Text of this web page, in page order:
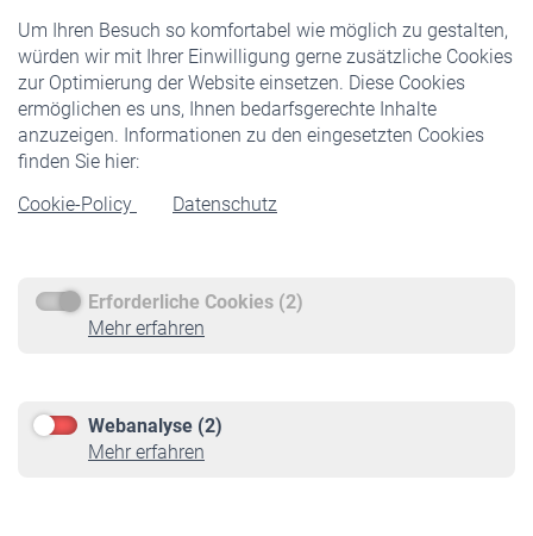
Um Ihren Besuch so komfortabel wie möglich zu gestalten,
würden wir mit Ihrer Einwilligung gerne zusätzliche Cookies
zur Optimierung der Website einsetzen. Diese Cookies
ermöglichen es uns, Ihnen bedarfsgerechte Inhalte
anzuzeigen. Informationen zu den eingesetzten Cookies
finden Sie hier:
Cookie-Policy
Datenschutz
Erforderliche Cookies (2)
Mehr erfahren
Webanalyse (2)
Mehr erfahren
Staatliche Förderung
Veranstaltungen
Rentner
Rentenbeginn
Rente beantragen
Service
Informationen
Online-Rechner
VBLnewsletter